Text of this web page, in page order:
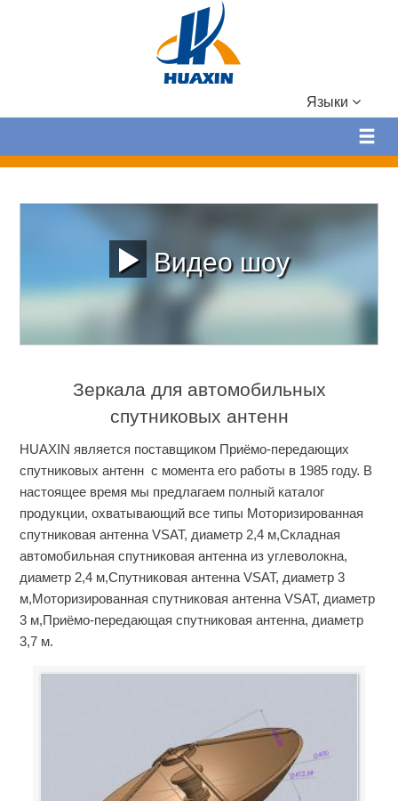
Языки
Видео шоу
Зеркала для автомобильных
спутниковых антенн
HUAXIN является поставщиком Приёмо-передающих
спутниковых антенн с момента его работы в 1985 году. В
настоящее время мы предлагаем полный каталог
продукции, охватывающий все типы Моторизированная
спутниковая антенна VSAT, диаметр 2,4 м,Складная
автомобильная спутниковая антенна из углеволокна,
диаметр 2,4 м,Спутниковая антенна VSAT, диаметр 3
м,Моторизированная спутниковая антенна VSAT, диаметр
3 м,Приёмо-передающая спутниковая антенна, диаметр
3,7 м.